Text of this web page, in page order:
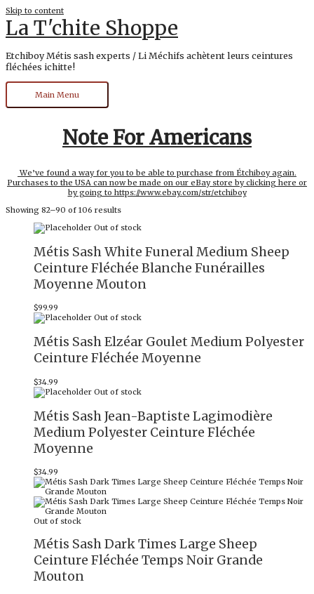
Skip to content
La T'chite Shoppe
Etchiboy Métis sash experts / Li Méchifs achètent leurs ceintures
fléchées ichitte!
Main Menu
Note For Americans
We’ve found a way for you to be able to purchase from Étchiboy again.
Purchases to the USA can now be made on our eBay store by clicking here or
by going to https://www.ebay.com/str/etchiboy
Showing 82–90 of 106 results
Out of stock
Métis Sash White Funeral Medium Sheep
Ceinture Fléchée Blanche Funérailles
Moyenne Mouton
$99.99
Out of stock
Métis Sash Elzéar Goulet Medium Polyester
Ceinture Fléchée Moyenne
$34.99
Out of stock
Métis Sash Jean-Baptiste Lagimodière
Medium Polyester Ceinture Fléchée
Moyenne
$34.99
Out of stock
Métis Sash Dark Times Large Sheep
Ceinture Fléchée Temps Noir Grande
Mouton